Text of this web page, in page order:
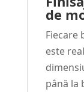
de
Fiecare
este
până la